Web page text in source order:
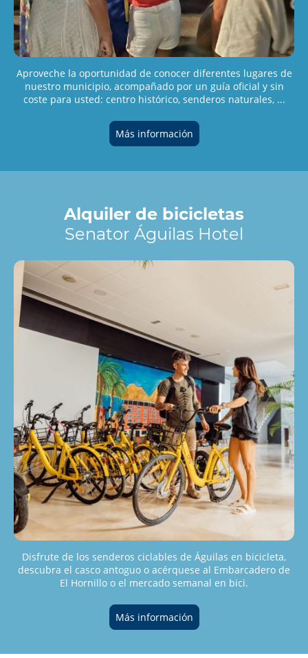
Aproveche la oportunidad de conocer diferentes lugares de
nuestro municipio, acompañado por un guía oficial y sin
coste para usted: centro histórico, senderos naturales, ...
Más información
Alquiler de bicicletas
Senator Águilas Hotel
Disfrute de los senderos ciclables de Águilas en bicicleta,
descubra el casco antoguo o acérquese al Embarcadero de
El Hornillo o el mercado semanal en bici.
Más información